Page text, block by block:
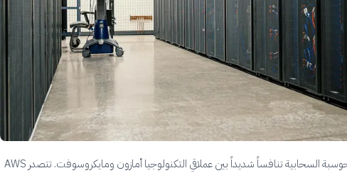
تشهد خدمات الحوسبة السحابية تنافساً شديداً بين عملاقي التكنولوجيا أمازون ومايكروسوفت. تتصدر AWS